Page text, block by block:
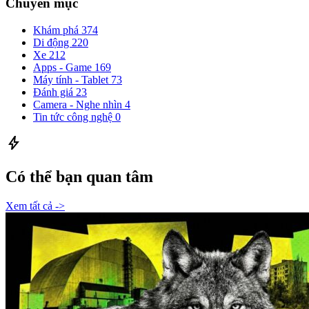
Chuyên mục
Khám phá 374
Di động 220
Xe 212
Apps - Game 169
Máy tính - Tablet 73
Đánh giá 23
Camera - Nghe nhìn 4
Tin tức công nghệ 0
bolt
Có thể bạn quan tâm
Xem tất cả ->